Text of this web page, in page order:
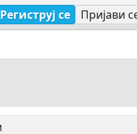
Региструј се Пријави